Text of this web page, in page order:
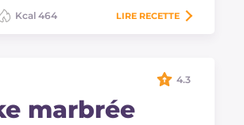
Kcal 464 LIRE RECETTE
marbrée
4.3